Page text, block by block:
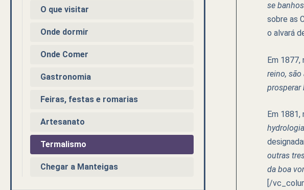
O que visitar
Onde dormir
Onde Comer
Gastronomia
Feiras, festas e romarias
Artesanato
Termalismo
Chegar a Manteigas
se
sobre as
o alvará
Em 1877,
reino,
prosperar
Em 1881,
outras
da boa
[/